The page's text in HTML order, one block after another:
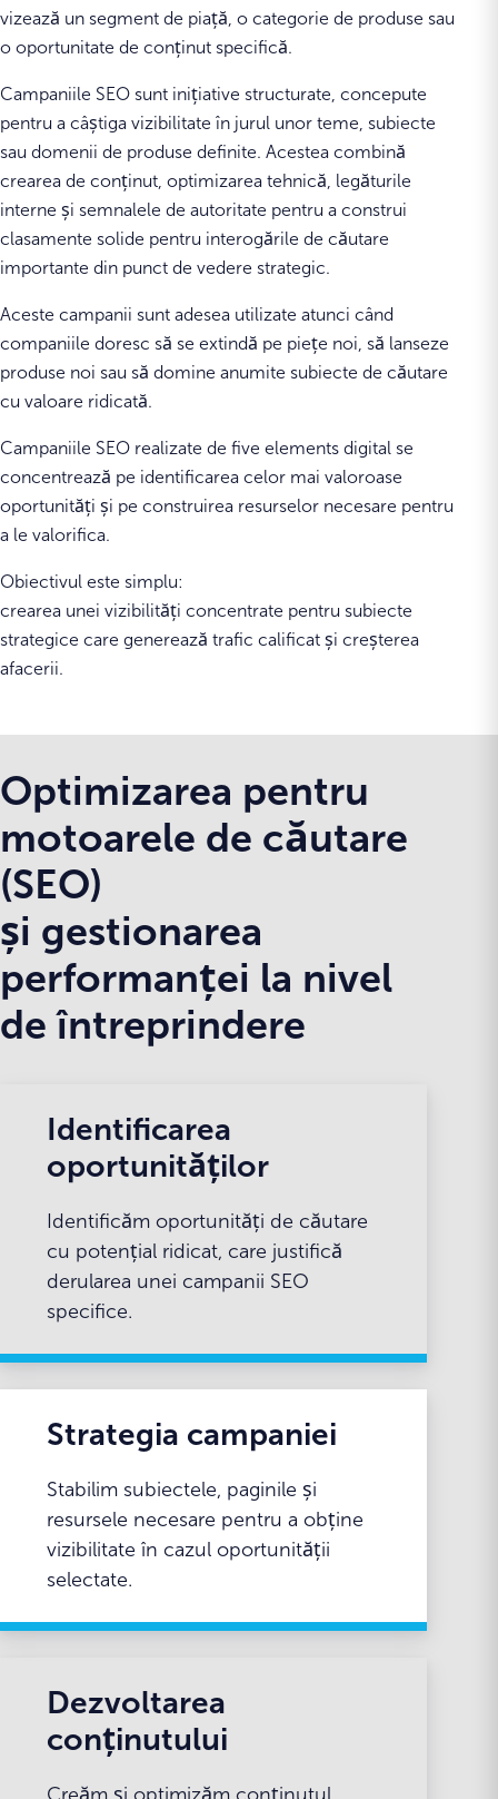
vizează un segment de piață, o categorie de produse sau
o oportunitate de conținut specifică.
Campaniile SEO sunt inițiative structurate, concepute
pentru a câștiga vizibilitate în jurul unor teme, subiecte
sau domenii de produse definite. Acestea combină
crearea de conținut, optimizarea tehnică, legăturile
interne și semnalele de autoritate pentru a construi
clasamente solide pentru interogările de căutare
importante din punct de vedere strategic.
Aceste campanii sunt adesea utilizate atunci când
companiile doresc să se extindă pe piețe noi, să lanseze
produse noi sau să domine anumite subiecte de căutare
cu valoare ridicată.
Campaniile SEO realizate de five elements digital se
concentrează pe identificarea celor mai valoroase
oportunități și pe construirea resurselor necesare pentru
a le valorifica.
Obiectivul este simplu:
crearea unei vizibilități concentrate pentru subiecte
strategice care generează trafic calificat și creșterea
afacerii.
Optimizarea pentru
motoarele de căutare
(SEO)
și gestionarea
performanței la nivel
de întreprindere
Identificarea
oportunităților
Identificăm oportunități de căutare
cu potențial ridicat, care justifică
derularea unei campanii SEO
specifice.
Strategia campaniei
Stabilim subiectele, paginile și
resursele necesare pentru a obține
vizibilitate în cazul oportunității
selectate.
Dezvoltarea
conținutului
Creăm și optimizăm conținutul